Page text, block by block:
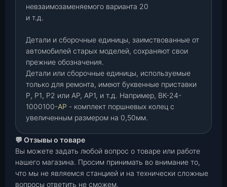
невзаимозаменяемого варианта 20
и т.д.
Детали и сборочные единицы, заимствованные от
автомобилей старых моделей, сохраняют свои
прежние обозначения.
Детали или сборочные единицы, используемые
только для ремонта, имеют буквенные приставки
Р, Р1, Р2 или АР, АР1, и т.д. Например, ВК-24-
1000100-АР - комплект поршневых колец с
увеличенным размером на 0,50мм.
💬 Отзывы о товаре
Вы можете задать любой вопрос о товаре или работе
нашего магазина. Просим принимать во внимание то,
что мы не являемся станцией и на технически сложные
вопросы ответить не сможем.